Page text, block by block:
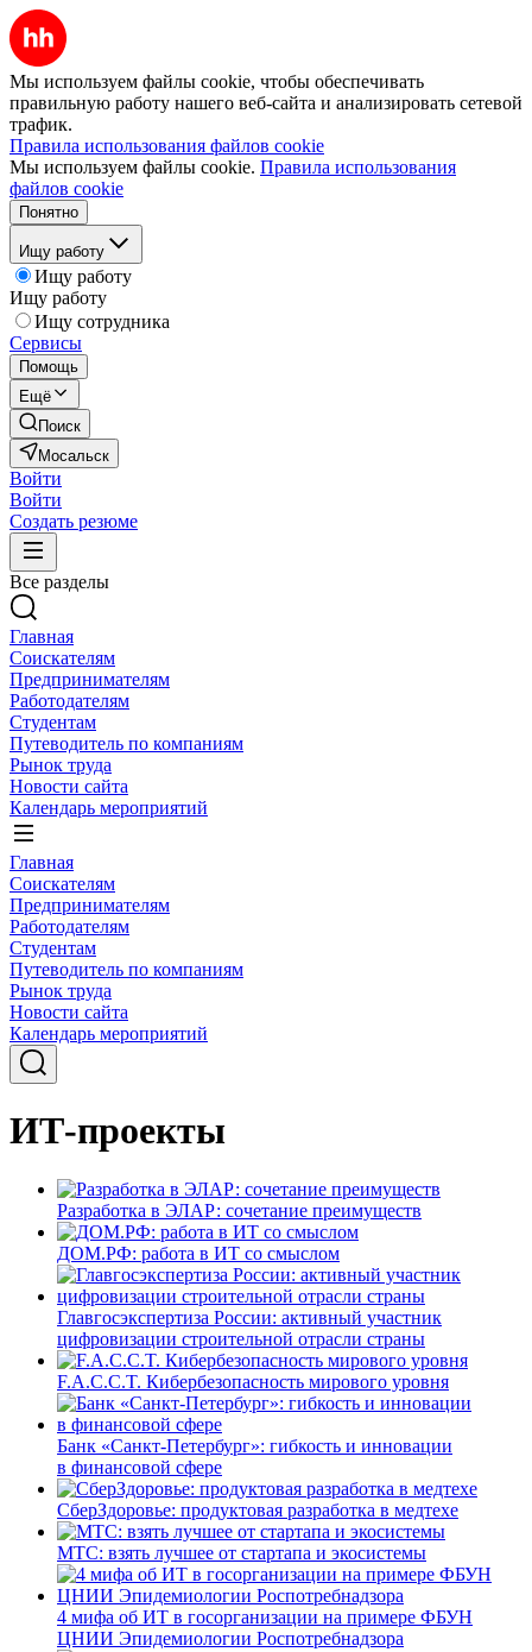
Мы используем файлы cookie, чтобы обеспечивать
правильную работу нашего веб-сайта и анализировать сетевой
трафик.
Правила использования файлов cookie
Мы используем файлы cookie. Правила использования
файлов cookie
Понятно
Ищу работу
Ищу работу
Ищу работу
Ищу сотрудника
Сервисы
Помощь
Ещё
Поиск
Мосальск
Войти
Войти
Создать резюме
Все разделы
Главная
Соискателям
Предпринимателям
Работодателям
Студентам
Путеводитель по компаниям
Рынок труда
Новости сайта
Календарь мероприятий
Главная
Соискателям
Предпринимателям
Работодателям
Студентам
Путеводитель по компаниям
Рынок труда
Новости сайта
Календарь мероприятий
ИТ-проекты
Разработка в ЭЛАР: сочетание преимуществ
ДОМ.РФ: работа в ИТ со смыслом
Главгосэкспертиза России: активный участник
цифровизации строительной отрасли страны
F.A.C.C.T. Кибербезопасность мирового уровня
Банк «Санкт-Петербург»: гибкость и инновации
в финансовой сфере
СберЗдоровье: продуктовая разработка в медтехе
МТС: взять лучшее от стартапа и экосистемы
4 мифа об ИТ в госорганизации на примере ФБУН
ЦНИИ Эпидемиологии Роспотребнадзора